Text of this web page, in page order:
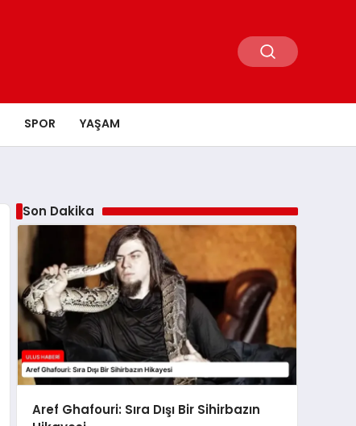
SPOR YAŞAM
Son Dakika
Aref Ghafouri: Sıra Dışı Bir Sihirbazın